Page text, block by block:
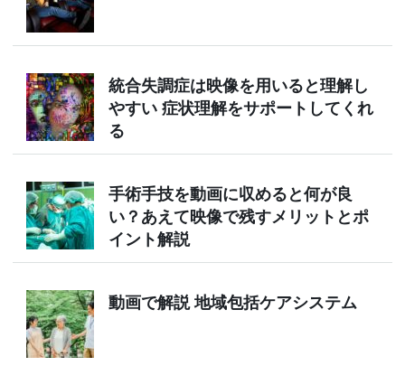
統合失調症は映像を用いると理解し
やすい 症状理解をサポートしてくれ
る
手術手技を動画に収めると何が良
い？あえて映像で残すメリットとポ
イント解説
動画で解説 地域包括ケアシステム